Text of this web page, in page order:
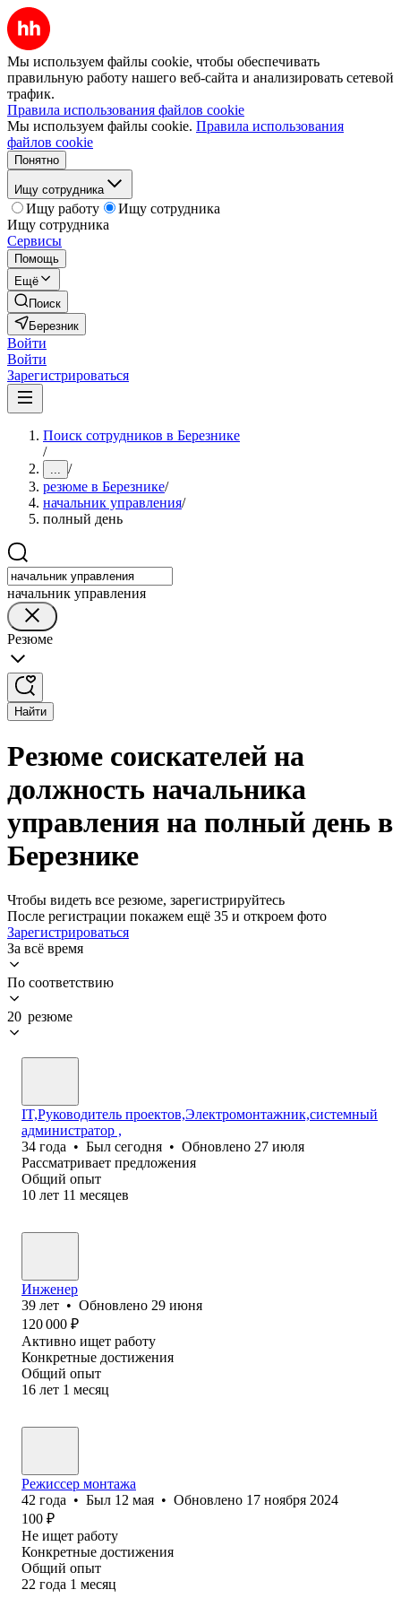
Мы используем файлы cookie, чтобы обеспечивать
правильную работу нашего веб-сайта и анализировать сетевой
трафик.
Правила использования файлов cookie
Мы используем файлы cookie. Правила использования
файлов cookie
Понятно
Ищу сотрудника
Ищу работу
Ищу сотрудника
Ищу сотрудника
Сервисы
Помощь
Ещё
Поиск
Березник
Войти
Войти
Зарегистрироваться
Поиск сотрудников в Березнике
/
... /
резюме в Березнике/
начальник управления/
полный день
начальник управления
Резюме
Найти
Резюме соискателей на
должность начальника
управления на полный день в
Березнике
Чтобы видеть все резюме, зарегистрируйтесь
После регистрации покажем ещё 35 и откроем фото
Зарегистрироваться
За всё время
По соответствию
20 резюме
IT,Руководитель проектов,Электромонтажник,системный
администратор ,
34 года • Был сегодня • Обновлено 27 июля
Рассматривает предложения
Общий опыт
10 лет 11 месяцев
Инженер
39 лет • Обновлено 29 июня
120 000 ₽
Активно ищет работу
Конкретные достижения
Общий опыт
16 лет 1 месяц
Режиссер монтажа
42 года • Был 12 мая • Обновлено 17 ноября 2024
100 ₽
Не ищет работу
Конкретные достижения
Общий опыт
22 года 1 месяц